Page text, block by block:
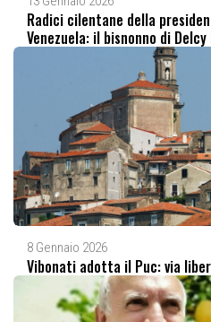
Radici cilentane della
Venezuela: il bisnonno di
8 Gennaio 2026
Vibonati adotta il Puc: via